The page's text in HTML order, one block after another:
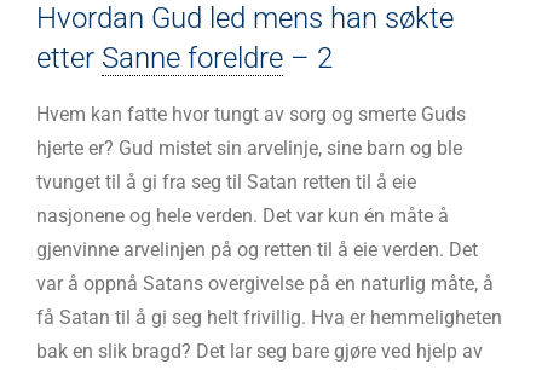
Hvordan Gud led mens han søkte
etter Sanne foreldre – 2
Hvem kan fatte hvor tungt av sorg og smerte Guds
hjerte er? Gud mistet sin arvelinje, sine barn og ble
tvunget til å gi fra seg til Satan retten til å eie
nasjonene og hele verden. Det var kun én måte å
gjenvinne arvelinjen på og retten til å eie verden. Det
var å oppnå Satans overgivelse på en naturlig måte, å
få Satan til å gi seg helt frivillig. Hva er hemmeligheten
bak en slik bragd? Det lar seg bare gjøre ved hjelp av